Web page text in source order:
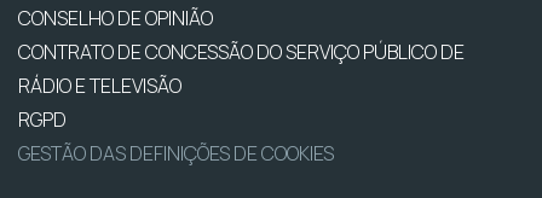
CONSELHO DE OPINIÃO
CONTRATO DE CONCESSÃO DO SERVIÇO PÚBLICO DE
RÁDIO E TELEVISÃO
RGPD
GESTÃO DAS DEFINIÇÕES DE COOKIES